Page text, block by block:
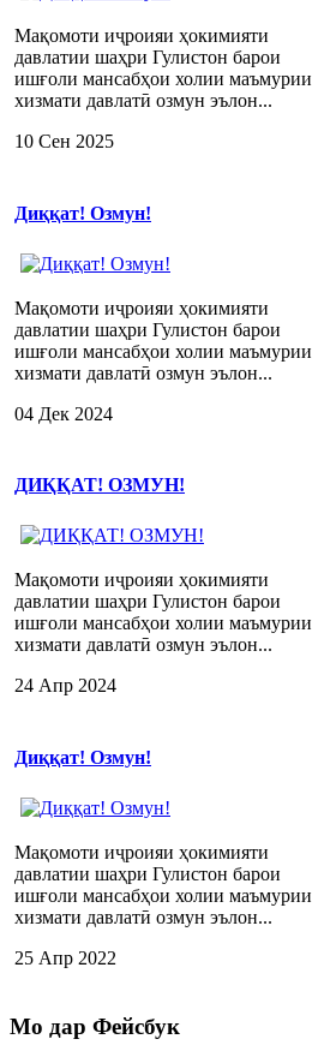
Мақомоти иҷроияи ҳокимияти
давлатии шаҳри Гулистон барои
ишғоли мансабҳои холии маъмурии
хизмати давлатӣ озмун эълон...
10 Сен 2025
Диққат! Озмун!
Мақомоти иҷроияи ҳокимияти
давлатии шаҳри Гулистон барои
ишғоли мансабҳои холии маъмурии
хизмати давлатӣ озмун эълон...
04 Дек 2024
ДИҚҚАТ! ОЗМУН!
Мақомоти иҷроияи ҳокимияти
давлатии шаҳри Гулистон барои
ишғоли мансабҳои холии маъмурии
хизмати давлатӣ озмун эълон...
24 Апр 2024
Диққат! Озмун!
Мақомоти иҷроияи ҳокимияти
давлатии шаҳри Гулистон барои
ишғоли мансабҳои холии маъмурии
хизмати давлатӣ озмун эълон...
25 Апр 2022
Мо дар Фейсбук